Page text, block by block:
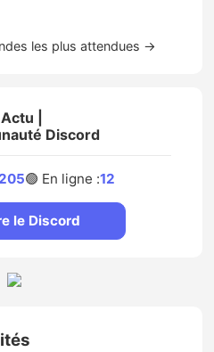
les plus attendues →
|
Discord
205🟢 En ligne :12
le Discord